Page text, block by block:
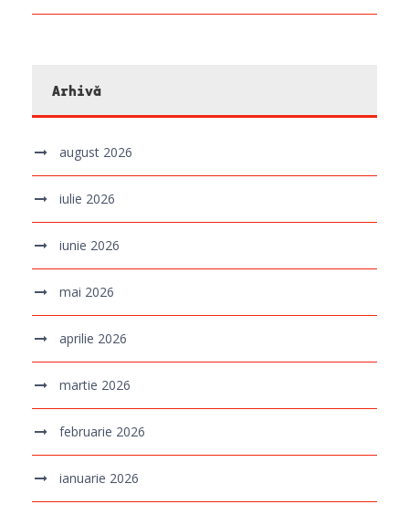
Arhivă
august 2026
iulie 2026
iunie 2026
mai 2026
aprilie 2026
martie 2026
februarie 2026
ianuarie 2026